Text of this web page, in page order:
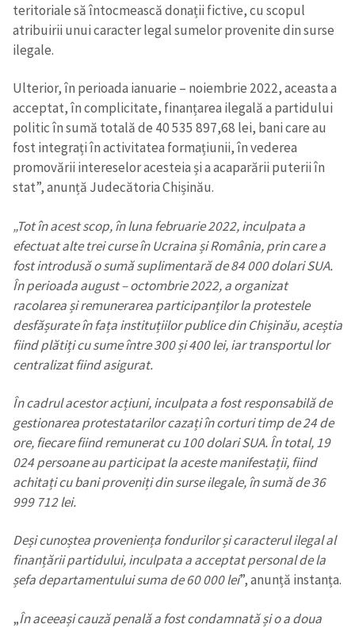
teritoriale să întocmească donații fictive, cu scopul
atribuirii unui caracter legal sumelor provenite din surse
ilegale.
Ulterior, în perioada ianuarie – noiembrie 2022, aceasta a
acceptat, în complicitate, finanțarea ilegală a partidului
politic în sumă totală de 40 535 897,68 lei, bani care au
fost integrați în activitatea formațiunii, în vederea
promovării intereselor acesteia și a acaparării puterii în
stat”, anunță Judecătoria Chișinău.
„Tot în acest scop, în luna februarie 2022, inculpata a
efectuat alte trei curse în Ucraina și România, prin care a
fost introdusă o sumă suplimentară de 84 000 dolari SUA.
În perioada august – octombrie 2022, a organizat
racolarea și remunerarea participanților la protestele
desfășurate în fața instituțiilor publice din Chișinău, aceștia
fiind plătiți cu sume între 300 și 400 lei, iar transportul lor
centralizat fiind asigurat.
În cadrul acestor acțiuni, inculpata a fost responsabilă de
gestionarea protestatarilor cazați în corturi timp de 24 de
ore, fiecare fiind remunerat cu 100 dolari SUA. În total, 19
024 persoane au participat la aceste manifestații, fiind
achitați cu bani proveniți din surse ilegale, în sumă de 36
999 712 lei.
Deși cunoștea proveniența fondurilor și caracterul ilegal al
finanțării partidului, inculpata a acceptat personal de la
șefa departamentului suma de 60 000 lei”, anunță instanța.
„În aceeași cauză penală a fost condamnată și o a doua